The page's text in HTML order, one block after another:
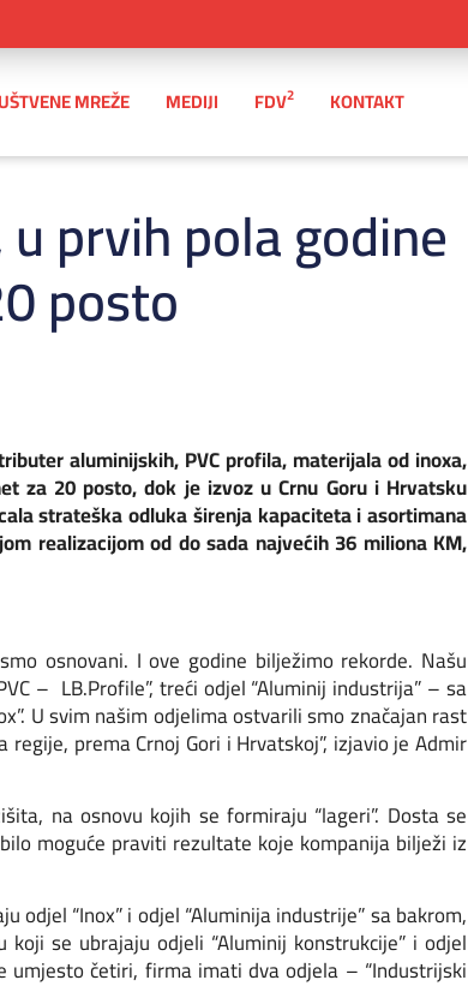
MREŽE MEDIJI FDV2 KONTAKT
prvih pola godine
posto
aluminijskih, PVC profila, materijala od inoxa,
za 20 posto, dok je izvoz u Crnu Goru i Hrvatsku
strateška odluka širenja kapaciteta i asortimana
realizacijom od do sada najvećih 36 miliona KM,
osnovani. I ove godine bilježimo rekorde. Našu
– LB.Profile”, treći odjel “Aluminij industrija” – sa
U svim našim odjelima ostvarili smo značajan rast
prema Crnoj Gori i Hrvatskoj”, izjavio je Admir
na osnovu kojih se formiraju “lageri”. Dosta se
moguće praviti rezultate koje kompanija bilježi iz
“Inox” i odjel “Aluminija industrije” sa bakrom,
se ubrajaju odjeli “Aluminij konstrukcije” i odjel
umjesto četiri, firma imati dva odjela – “Industrijski